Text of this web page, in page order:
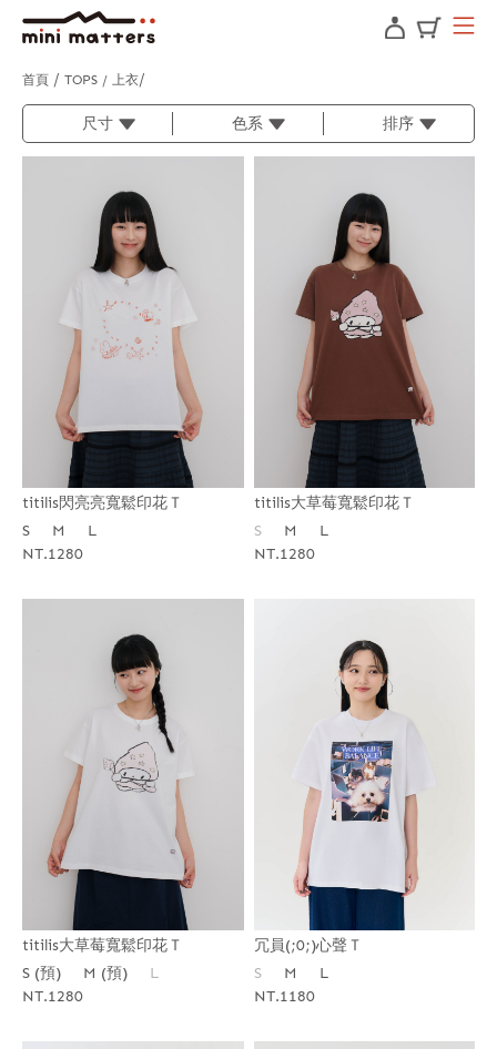
首頁 TOPS / 上衣
尺寸 色系 排序
titilis閃亮亮寬鬆印花Ｔ
S
M
L
NT.1280
titilis大草莓寬鬆印花Ｔ
S
M
L
NT.1280
titilis大草莓寬鬆印花Ｔ
S (預)
M (預)
L
NT.1280
冗員(;0;)心聲Ｔ
S
M
L
NT.1180